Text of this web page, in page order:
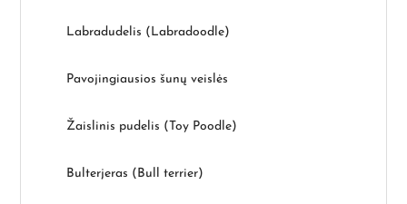
Labradudelis (Labradoodle)
Pavojingiausios šunų veislės
Žaislinis pudelis (Toy Poodle)
Bulterjeras (Bull terrier)